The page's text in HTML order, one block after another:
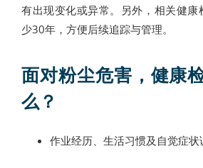
有出现变化或异常。另外，相关健康
少30年，方便后续追踪与管理。
面对粉尘危害，健康
么？
作业经历、生活习惯及自觉症状